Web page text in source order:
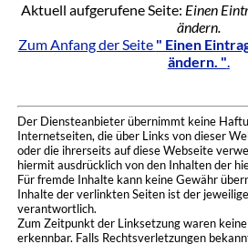
Aktuell aufgerufene Seite: Einen
ändern.
Zum Anfang der Seite " Einen
ändern. ".
Der Diensteanbieter übernimmt keine
Internetseiten, die über Links von dieser
oder die ihrerseits auf diese Webseite
hiermit ausdrücklich von den Inhalten der
Für fremde Inhalte kann keine Gewähr
Inhalte der verlinkten Seiten ist der
verantwortlich.
Zum Zeitpunkt der Linksetzung waren
erkennbar. Falls Rechtsverletzungen